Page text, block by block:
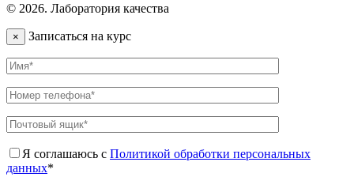
© 2026. Лаборатория качества
× Записаться на курс
Я соглашаюсь с Политикой обработки персональных
данных*